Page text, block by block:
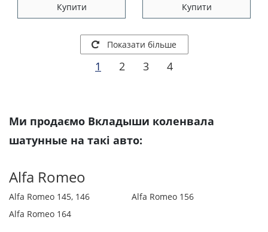
Купити Купити
Показати більше
1 2 3 4
Ми продаємо Вкладыши коленвала
шатунные на такі авто:
Alfa Romeo
Alfa Romeo 145, 146
Alfa Romeo 156
Alfa Romeo 164